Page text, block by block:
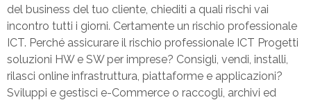
del business del tuo cliente, chiediti a quali rischi vai
incontro tutti i giorni. Certamente un rischio professionale
ICT. Perché assicurare il rischio professionale ICT Progetti
soluzioni HW e SW per imprese? Consigli, vendi, installi,
rilasci online infrastruttura, piattaforme e applicazioni?
Sviluppi e gestisci e-Commerce o raccogli, archivi ed